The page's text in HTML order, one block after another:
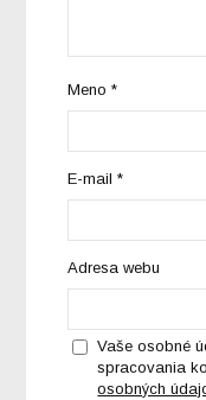
Meno*
E-mail*
Adresa webu
Vaše osobné
spracovania
osobných